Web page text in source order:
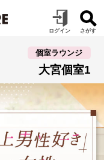
個室ラウンジ
大宮個室1